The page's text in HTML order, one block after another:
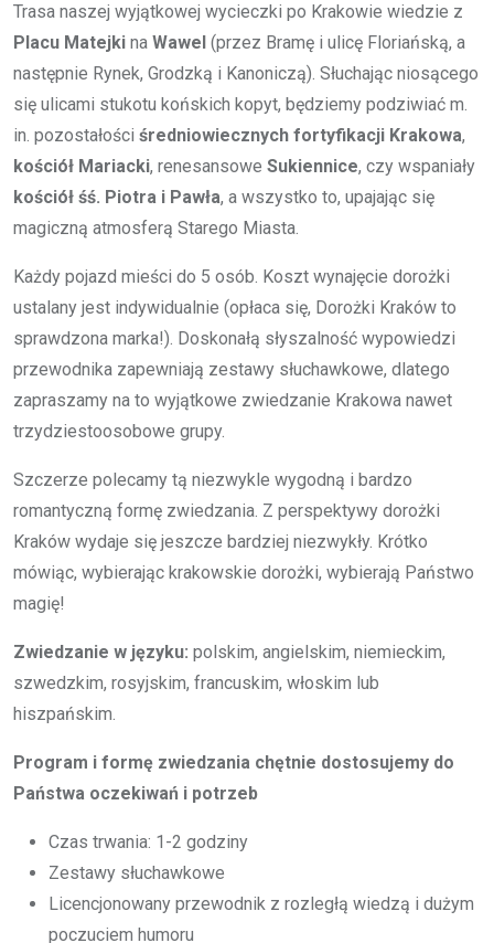
Trasa naszej wyjątkowej wycieczki po Krakowie wiedzie z
Placu Matejki na Wawel (przez Bramę i ulicę Floriańską, a
następnie Rynek, Grodzką i Kanoniczą). Słuchając niosącego
się ulicami stukotu końskich kopyt, będziemy podziwiać m.
in. pozostałości średniowiecznych fortyfikacji Krakowa,
kościół Mariacki, renesansowe Sukiennice, czy wspaniały
kościół śś. Piotra i Pawła, a wszystko to, upajając się
magiczną atmosferą Starego Miasta.
Każdy pojazd mieści do 5 osób. Koszt wynajęcie dorożki
ustalany jest indywidualnie (opłaca się, Dorożki Kraków to
sprawdzona marka!). Doskonałą słyszalność wypowiedzi
przewodnika zapewniają zestawy słuchawkowe, dlatego
zapraszamy na to wyjątkowe zwiedzanie Krakowa nawet
trzydziestoosobowe grupy.
Szczerze polecamy tą niezwykle wygodną i bardzo
romantyczną formę zwiedzania. Z perspektywy dorożki
Kraków wydaje się jeszcze bardziej niezwykły. Krótko
mówiąc, wybierając krakowskie dorożki, wybierają Państwo
magię!
Zwiedzanie w języku: polskim, angielskim, niemieckim,
szwedzkim, rosyjskim, francuskim, włoskim lub
hiszpańskim.
Program i formę zwiedzania chętnie dostosujemy do
Państwa oczekiwań i potrzeb
Czas trwania: 1-2 godziny
Zestawy słuchawkowe
Licencjonowany przewodnik z rozległą wiedzą i dużym
poczuciem humoru